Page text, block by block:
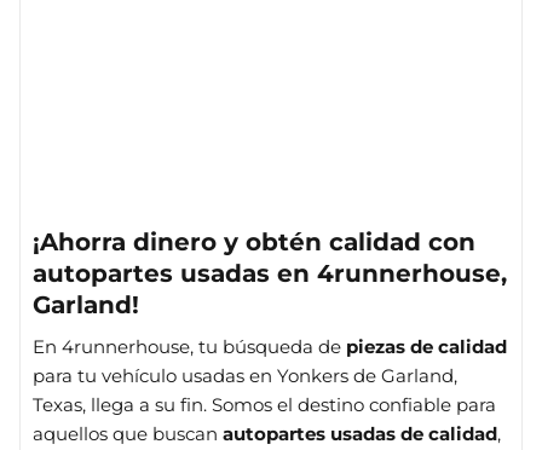
¡Ahorra dinero y obtén calidad con
autopartes usadas en 4runnerhouse,
Garland!
En 4runnerhouse, tu búsqueda de piezas de calidad
para tu vehículo usadas en Yonkers de Garland,
Texas, llega a su fin. Somos el destino confiable para
aquellos que buscan autopartes usadas de calidad,